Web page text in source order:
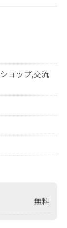
ョップ,交流
無料